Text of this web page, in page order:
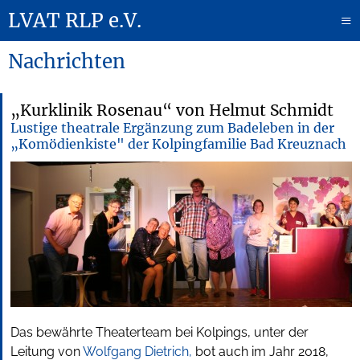
LVAT RLP e.V.
≡
Nachrichten
„Kurklinik Rosenau“ von Helmut Schmidt
Lustige theatrale Ergänzung zum Badeleben in der
„Komödienkiste" der Kolpingfamilie Bad Kreuznach
Das bewährte Theaterteam bei Kolpings, unter der
Leitung vonWolfgang Dietrich, bot auch im Jahr 2018,